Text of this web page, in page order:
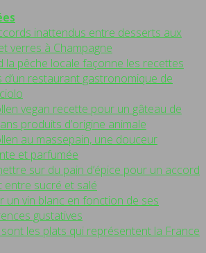
inattendus entre desserts aux
verres à Champagne
la pêche locale façonne les recettes
d’un restaurant gastronomique de
vegan recette pour un gâteau de
produits d’origine animale
au massepain, une douceur
et parfumée
sur du pain d’épice pour un accord
entre sucré et salé
un vin blanc en fonction de ses
gustatives
les plats qui représentent la France